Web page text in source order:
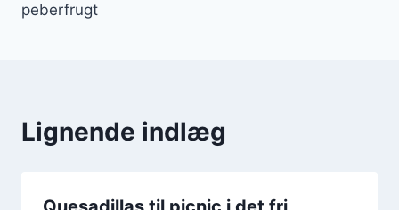
peberfrugt
Lignende indlæg